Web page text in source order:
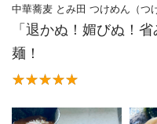
中華蕎麦 とみ田 つけめん（つ
「退かぬ！媚びぬ！
麺！